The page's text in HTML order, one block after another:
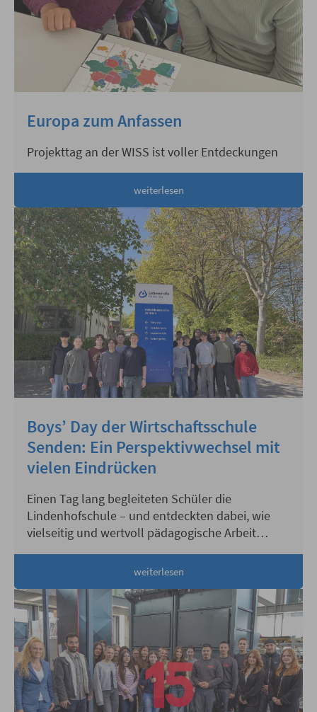
Europa zum Anfassen
Projekttag an der WISS ist voller Entdeckungen
weiterlesen
Boys’ Day der Wirtschaftsschule
Senden: Ein Perspektivwechsel mit
vielen Eindrücken
Einen Tag lang begleiteten Schüler die
Lindenhofschule – und entdeckten dabei, wie
vielseitig und wertvoll pädagogische Arbeit
weiterlesen